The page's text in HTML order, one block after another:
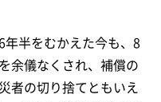
年半をむかえた今も、8
余儀なくされ、補償の
者の切り捨てともいえ